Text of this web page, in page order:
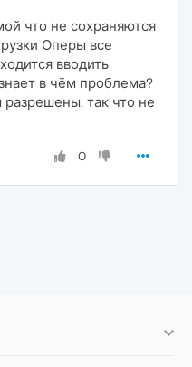
что не сохраняются
Оперы все
вводить
в чём проблема?
так что не
0